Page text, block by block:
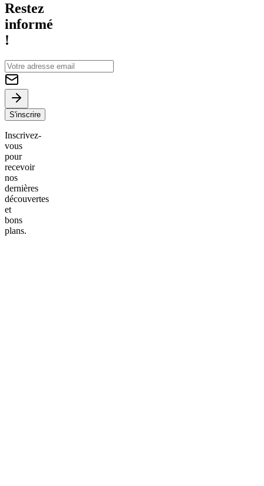
Restez
informé
!
S'inscrire
Inscrivez-
vous
pour
recevoir
nos
dernières
découvertes
et
bons
plans.